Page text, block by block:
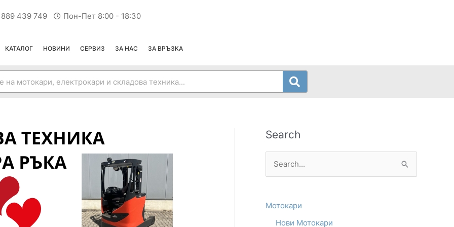
439 749 Пон-Пет 8:00 - 18:30
КАТАЛОГ НОВИНИ СЕРВИЗ ЗА НАС ЗА ВРЪЗКА
Search
r
Мотокари
Нови Мотокари